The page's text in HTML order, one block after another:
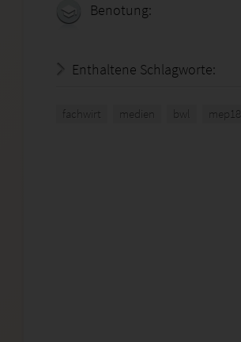
Benotung:
Enthaltene Schlagworte:
fachwirt medien bwl mep18